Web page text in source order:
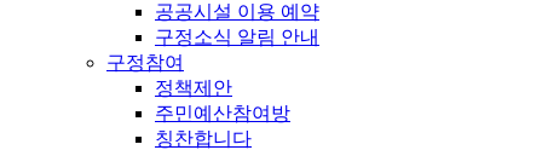
공공시설 이용 예약
구정소식 알림 안내
구정참여
정책제안
주민예산참여방
칭찬합니다